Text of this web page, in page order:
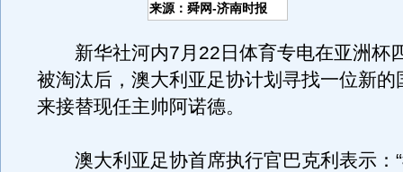
来源：舜网-济南时报
新华社河内7月22日体育专电在亚洲杯
被淘汰后，澳大利亚足协计划寻找一位新的
来接替现任主帅阿诺德。
澳大利亚足协首席执行官巴克利表示：“